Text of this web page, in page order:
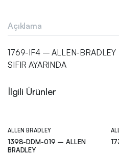
Açıklama
1769-IF4 – ALLEN-BRADLEY
SIFIR AYARINDA
İlgili Ürünler
ALLEN BRADLEY
1398-DDM-019 – ALLEN
BRADLEY